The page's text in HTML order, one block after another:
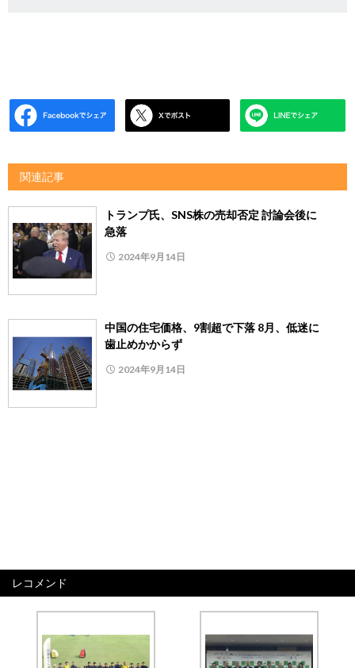
関連記事
トランプ氏、SNS株の売却否定 討論会後に
急落
2024年9月14日
中国の住宅価格、9割超で下落 8月、低迷に
歯止めかからず
2024年9月14日
レコメンド